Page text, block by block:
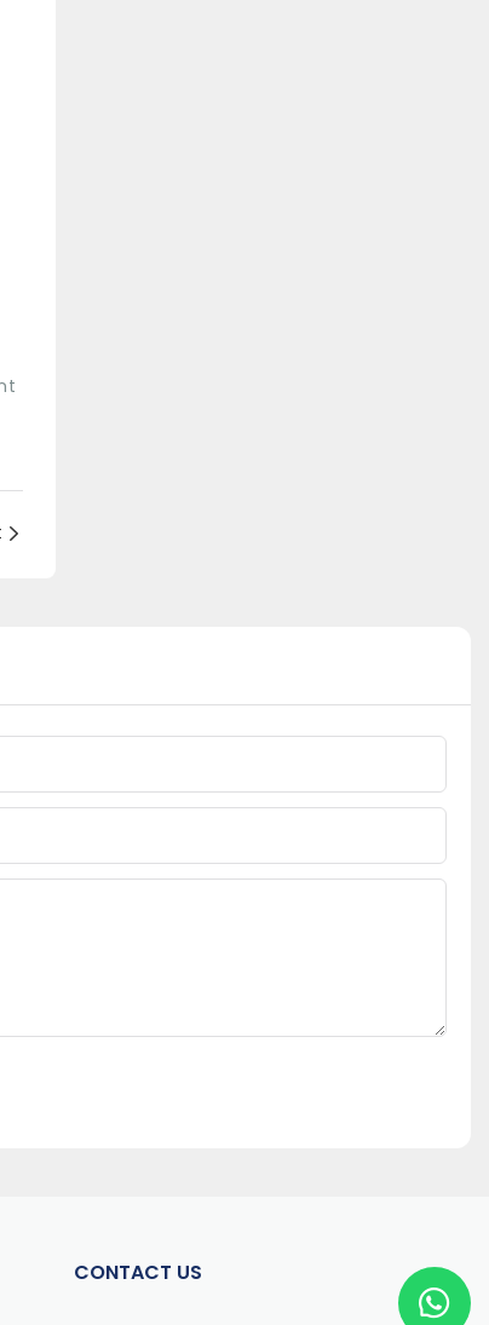
CONTACT US